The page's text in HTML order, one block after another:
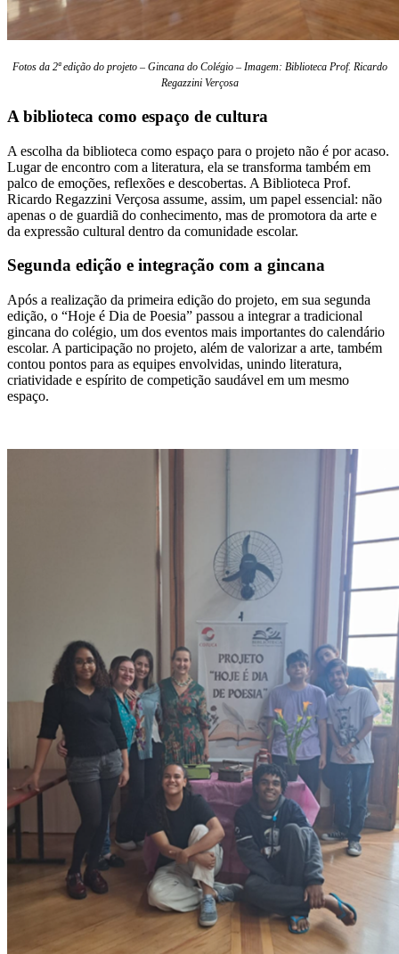
Fotos da 2ª edição do projeto – Gincana do Colégio – Imagem: Biblioteca Prof. Ricardo
Regazzini Verçosa
A biblioteca como espaço de cultura
A escolha da biblioteca como espaço para o projeto não é por acaso.
Lugar de encontro com a literatura, ela se transforma também em
palco de emoções, reflexões e descobertas. A Biblioteca Prof.
Ricardo Regazzini Verçosa assume, assim, um papel essencial: não
apenas o de guardiã do conhecimento, mas de promotora da arte e
da expressão cultural dentro da comunidade escolar.
Segunda edição e integração com a gincana
Após a realização da primeira edição do projeto, em sua segunda
edição, o “Hoje é Dia de Poesia” passou a integrar a tradicional
gincana do colégio, um dos eventos mais importantes do calendário
escolar. A participação no projeto, além de valorizar a arte, também
contou pontos para as equipes envolvidas, unindo literatura,
criatividade e espírito de competição saudável em um mesmo
espaço.